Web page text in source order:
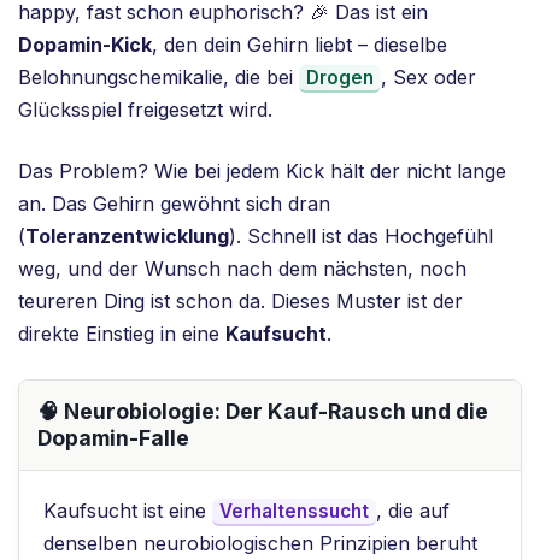
happy, fast schon euphorisch? 🎉 Das ist ein
Dopamin-Kick, den dein Gehirn liebt – dieselbe
Belohnungschemikalie, die bei
Drogen , Sex oder
Glücksspiel freigesetzt wird.
Das Problem? Wie bei jedem Kick hält der nicht lange
an. Das Gehirn gewöhnt sich dran
(Toleranzentwicklung). Schnell ist das Hochgefühl
weg, und der Wunsch nach dem nächsten, noch
teureren Ding ist schon da. Dieses Muster ist der
direkte Einstieg in eine Kaufsucht.
🧠 Neurobiologie: Der Kauf-Rausch und die
Dopamin-Falle
Kaufsucht ist eine Verhaltenssucht , die auf
denselben neurobiologischen Prinzipien beruht